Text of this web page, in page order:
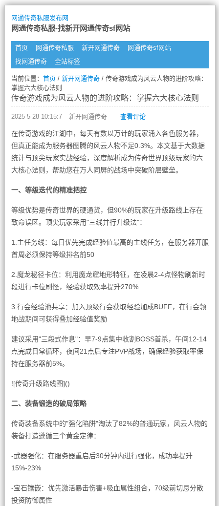
网通传奇私服发布网
网通传奇私服-找新开网通传奇sf网站
首页 网通传奇私服 新开网通传奇
网通传奇sf网站
找网通传奇
全站标签
当前位置： 首页/ 新开网通传奇/ 传奇游戏成为风云人物的进阶攻略：
掌握六大核心法则
传奇游戏成为风云人物的进阶攻略：掌握六大核心法则
2025-5-28 10:15:7 新开网通传奇 查看评论
在传奇游戏的江湖中，每天有数以万计的玩家涌入各色服务器，
但真正能成为服务器图腾的风云人物不足0.3%。本文基于大数据
统计与顶尖玩家实战经验，深度解析成为传奇世界顶级玩家的六
大核心法则，帮助您在万人同屏的战场中突破阶层壁垒。
一、等级迭代的精准把控
等级优势是传奇世界的硬通货，但90%的玩家在升级路线上存在
致命误区。顶尖玩家采用"三线并行升级法"：
1.主任务线：每日优先完成经验值最高的主线任务，在服务器开服
首周必须保持等级排名前50
2.魔龙秘径卡位：利用魔龙窟地形特征，在凌晨2-4点怪物刷新时
段进行卡位刷怪，经验获取效率提升270%
3.行会经验池共享：加入顶级行会获取经验加成BUFF，在行会领
地战期间可获得叠加经验值奖励
建议采用"三段式作息"：早7-9点集中收割BOSS首杀，午间12-14
点完成日常循环，夜间21点后专注PVP战场，确保经验获取率保
持在服务器前5%。
![传奇升级路线图]()
二、装备锻造的破局策略
传奇装备系统中的"强化陷阱"淘汰了82%的普通玩家，风云人物的
装备打造遵循三个黄金定律：
-武器强化：在服务器重启后30分钟内进行强化，成功率提升
15%-23%
-宝石镶嵌：优先激活暴击伤害+吸血属性组合，70级前切忌分散
投资防御属性